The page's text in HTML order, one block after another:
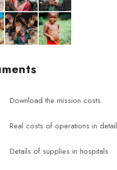
Download the mission costs
Real costs of operations in detail
Details of supplies in hospitals